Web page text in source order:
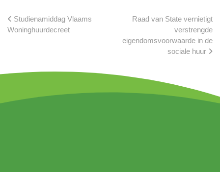
Studienamiddag Vlaams
Woninghuurdecreet
Raad van State vernietigt
verstrengde
eigendomsvoorwaarde in de
sociale huur